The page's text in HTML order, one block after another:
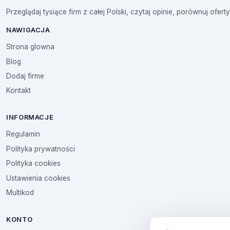
Przeglądaj tysiące firm z całej Polski, czytaj opinie, porównuj
NAWIGACJA
Strona glowna
Blog
Dodaj firme
Kontakt
INFORMACJE
Regulamin
Polityka prywatności
Polityka cookies
Ustawienia cookies
Multikod
KONTO